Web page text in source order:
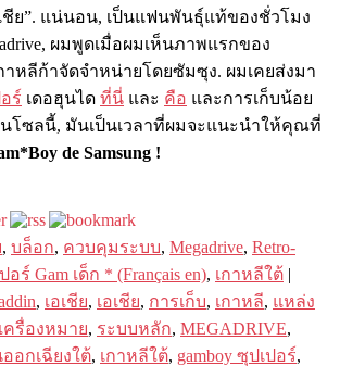
เชีย”. แน่นอน, เป็นแฟนพันธุ์แท้ของชั่วโมง
ผมพูดเมื่อผมเห็นภาพแรกของ
าหลีก้าจัดจำหน่ายโดยซัมซุง. ผมเคยส่งมา
ร์ เดอฮุนได ที่นี่ และ คือ และการเก็บน้อย
โซลนี้, มันเป็นเวลาที่ผมจะแนะนำให้คุณที่
de Samsung !
, บล็อก, ควบคุมระบบ, Megadrive, Retro-
ร์ Gam เด็ก * (Français en), เกาหลีใต้ |
, เอเชีย, เอเชีย, การเก็บ, เกาหลี, แหล่ง
ครื่องหมาย, ระบบหลัก, MEGADRIVE,
ออกเฉียงใต้, เกาหลีใต้, gamboy ซุปเปอร์,